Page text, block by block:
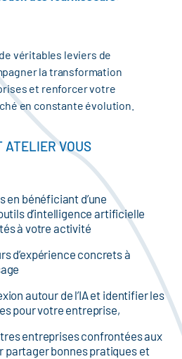
véritables leviers de
la transformation
et renforcer votre
en constante évolution.
ATELIER VOUS
en bénéficiant d’une
d’intelligence artificielle
à votre activité
d’expérience concrets à
autour de l’IA et identifier les
pour votre entreprise,
entreprises confrontées aux
partager bonnes pratiques et